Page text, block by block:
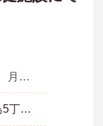
年収 235万円～程度、月収×12ヶ月＋賞与3.3ヶ月想定
埼玉県 所沢市 三ケ島5丁目1636